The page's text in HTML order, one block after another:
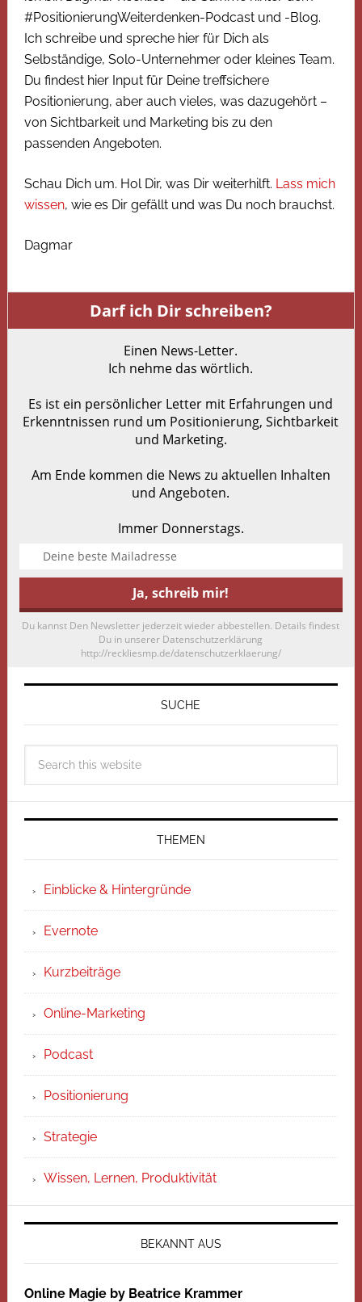
#PositionierungWeiterdenken-Podcast und -Blog.
Ich schreibe und spreche hier für Dich als
Selbständige, Solo-Unternehmer oder kleines Team.
Du findest hier Input für Deine treffsichere
Positionierung, aber auch vieles, was dazugehört –
von Sichtbarkeit und Marketing bis zu den
passenden Angeboten.
Schau Dich um. Hol Dir, was Dir weiterhilft. Lass mich
wissen, wie es Dir gefällt und was Du noch brauchst.
Dagmar
Darf ich Dir schreiben?
Einen News-Letter.
Ich nehme das wörtlich.
Es ist ein persönlicher Letter mit Erfahrungen und
Erkenntnissen rund um Positionierung, Sichtbarkeit
und Marketing.
Am Ende kommen die News zu aktuellen Inhalten
und Angeboten.
Immer Donnerstags.
Du kannst Den Newsletter jederzeit wieder abbestellen. Details findest
Du in unserer Datenschutzerklärung
http://reckliesmp.de/datenschutzerklaerung/
SUCHE
THEMEN
Einblicke & Hintergründe
Evernote
Kurzbeiträge
Online-Marketing
Podcast
Positionierung
Strategie
Wissen, Lernen, Produktivität
BEKANNT AUS
Online Magie by Beatrice Krammer